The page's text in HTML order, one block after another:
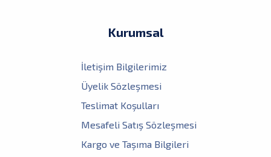
Kurumsal
İletişim Bilgilerimiz
Üyelik Sözleşmesi
Teslimat Koşulları
Mesafeli Satış Sözleşmesi
Kargo ve Taşıma Bilgileri